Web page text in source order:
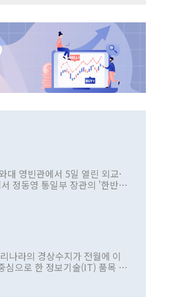
대 영빈관에서 5일 열린 외교·
정동영 통일부 장관의 '한반도
을 정책으로 추진하겠다고 공
비판을 내놨다. 그동안 정 장
여러 번 있지만 대통령과 유
명한 것은 이례적이다. 정 장
한다는 목소리도 높아지고 있
나라의 경상수지가 전월에 이
심으로 한 정보기술(IT) 품목 수